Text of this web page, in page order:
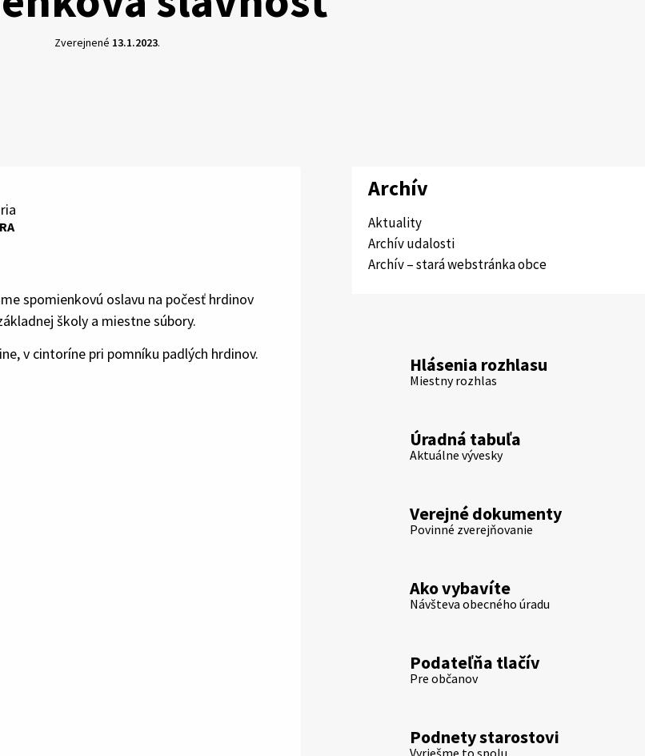
Zverejnené 13.1.2023.
spomienkovú oslavu na počesť hrdinov
školy a miestne súbory.
v cintoríne pri pomníku padlých hrdinov.
Archív
Aktuality
Archív udalosti
Archív – stará webstránka obce
Hlásenia rozhlasu
Miestny rozhlas
Úradná tabuľa
Aktuálne vývesky
Verejné dokumenty
Povinné zverejňovanie
Ako vybavíte
Návšteva obecného úradu
Podateľňa tlačív
Pre občanov
Podnety starostovi
Vyriešme to spolu